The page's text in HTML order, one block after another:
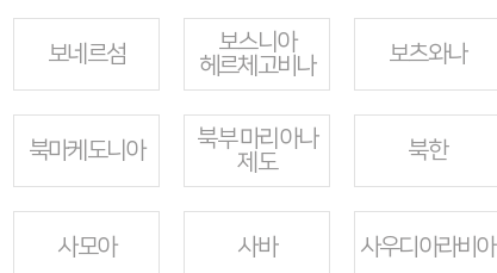
보네르섬
보스니아
헤르체고비나
보츠와나
북마케도니아
북부 마리아나
제도
북한
사모아 사바 사우디아라비아